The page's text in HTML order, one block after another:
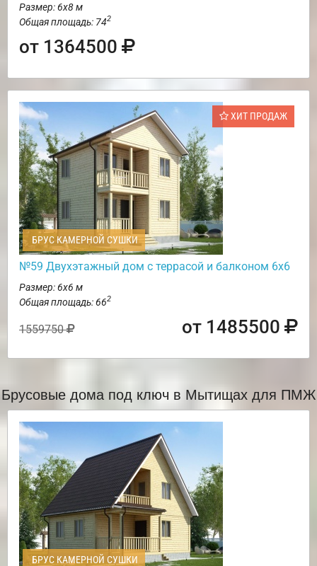
Размер: 6х8 м
Общая площадь: 742
от 1364500
ХИТ ПРОДАЖ
БРУС КАМЕРНОЙ СУШКИ
№59 Двухэтажный дом с террасой и балконом 6х6
Размер: 6х6 м
Общая площадь: 662
1559750 от 1485500
Брусовые дома под ключ в Мытищах для ПМЖ
БРУС КАМЕРНОЙ СУШКИ